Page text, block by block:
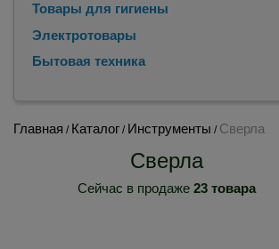
Товары для гигиены
Электротовары
Бытовая техника
Главная / Каталог / Инструменты / Сверла
Сверла
Сейчас в продаже 23 товара